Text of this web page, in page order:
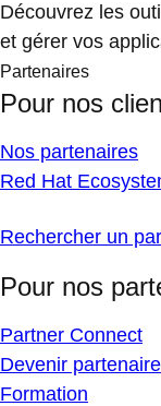
Découvrez les
et gérer vos
Partenaires
Pour nos
Nos partenaires
Red Hat
Rechercher un
Pour nos
Partner Connect
Devenir partenaire
Formation